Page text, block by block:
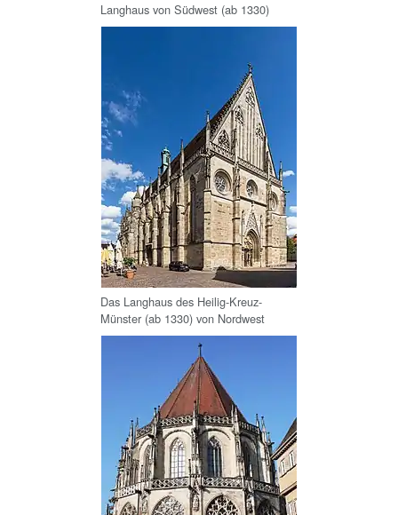
Langhaus von Südwest (ab 1330)
Das Langhaus des Heilig-Kreuz-
Münster (ab 1330) von Nordwest